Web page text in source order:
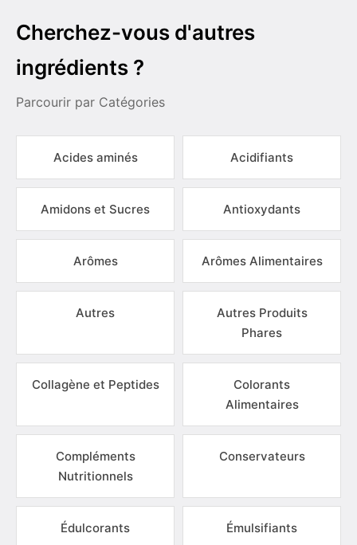
Cherchez-vous d'autres
ingrédients ?
Parcourir par Catégories
Acides aminés Acidifiants
Amidons et Sucres Antioxydants
Arômes Arômes Alimentaires
Autres
Autres Produits
Phares
Collagène et Peptides
Colorants
Alimentaires
Compléments
Nutritionnels
Conservateurs
Édulcorants Émulsifiants